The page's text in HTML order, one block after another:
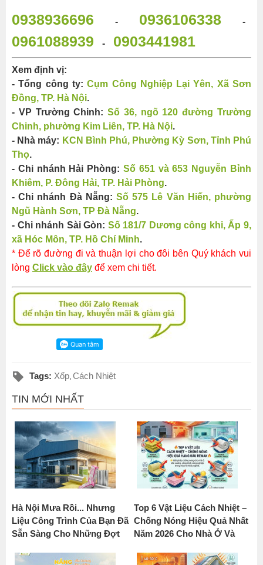
0938936696 - 0936106338 -
0961088939 - 0903441981
Xem định vị:
- Tổng công ty:Cụm Công Nghiệp Lại Yên, Xã Sơn
Đồng, TP. Hà Nội.
- VP Trường Chinh:Số 36, ngõ 120 đường Trường
Chinh, phường Kim Liên, TP. Hà Nội.
- Nhà máy: KCN Bình Phú, Phường Kỳ Sơn, Tỉnh Phú
Thọ.
- Chi nhánh Hải Phòng: Số 651 và 653 Nguyễn Bỉnh
Khiêm, P. Đông Hải, TP. Hải Phòng.
- Chi nhánh Đà Nẵng: Số 575 Lê Văn Hiến, phường
Ngũ Hành Sơn, TP Đà Nẵng.
- Chi nhánh Sài Gòn: Số 181/7 Dương công khi, Ấp 9,
xã Hóc Môn, TP. Hồ Chí Minh.
* Để rõ đường đi và thuận lợi cho đôi bên Quý khách vui
lòng Click vào đây để xem chi tiết.
Tags: Xốp, Cách Nhiệt
TIN MỚI NHẤT
Hà Nội Mưa Rồi... Nhưng
Liệu Công Trình Của Bạn Đã
Sẵn Sàng Cho Những Đợt
Top 6 Vật Liệu Cách Nhiệt –
Chống Nóng Hiệu Quả Nhất
Năm 2026 Cho Nhà Ở Và